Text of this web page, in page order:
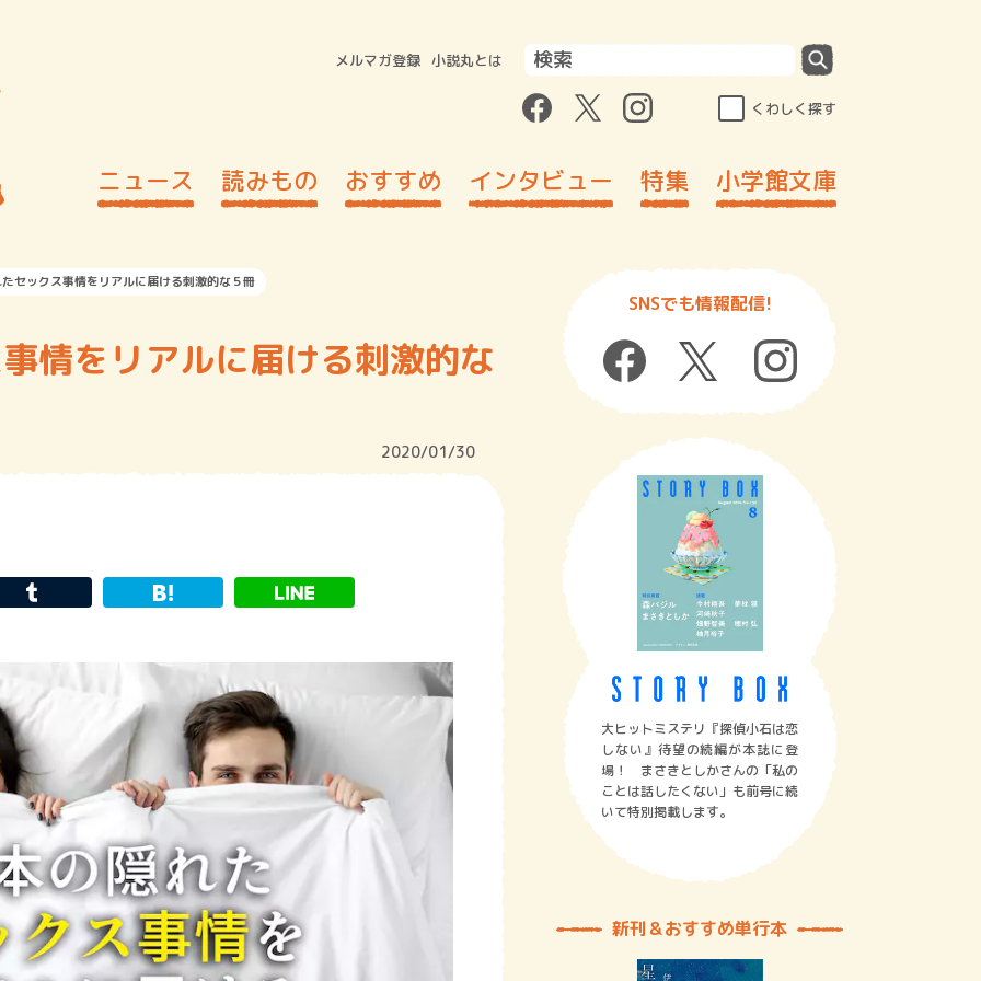
メルマガ登録 小説丸とは
くわしく探す
ニュース 読みもの おすすめ インタビュー 特集 小学館文庫
セックス事情をリアルに届ける刺激的な５冊
情をリアルに届ける刺激的な
2020/01/30
SNSでも情報配信!
大ヒットミステリ『探偵小石は恋
しない』待望の続編が本誌に登
場！ まさきとしかさんの「私の
ことは話したくない」も前号に続
いて特別掲載します。
新刊＆おすすめ単行本